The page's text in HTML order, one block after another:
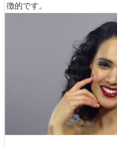
徴的です。